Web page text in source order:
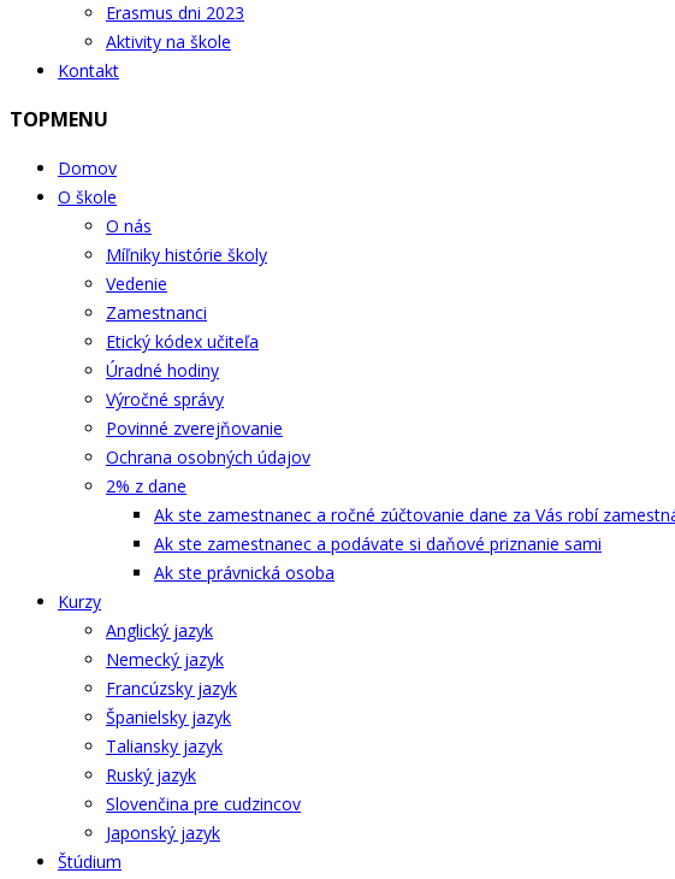
Erasmus dni 2023
Aktivity na škole
Kontakt
TOPMENU
Domov
O škole
O nás
Míľniky histórie školy
Vedenie
Zamestnanci
Etický kódex učiteľa
Úradné hodiny
Výročné správy
Povinné zverejňovanie
Ochrana osobných údajov
2% z dane
Ak ste zamestnanec a ročné zúčtovanie dane za Vás robí
Ak ste zamestnanec a podávate si daňové priznanie sami
Ak ste právnická osoba
Kurzy
Anglický jazyk
Nemecký jazyk
Francúzsky jazyk
Španielsky jazyk
Taliansky jazyk
Ruský jazyk
Slovenčina pre cudzincov
Japonský jazyk
Štúdium